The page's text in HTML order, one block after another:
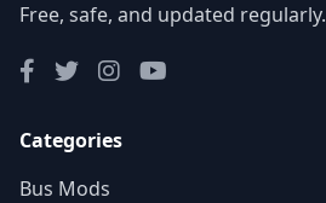
Free, safe, and updated regularly.
Categories
Bus Mods